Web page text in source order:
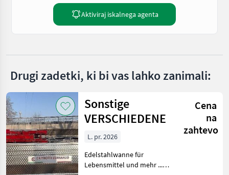
Aktiviraj iskalnega agenta
Drugi zadetki, ki bi vas lahko zanimali:
Sonstige
VERSCHIEDENE
Cena
na
zahtevo
L. pr. 2026
Edelstahlwanne für
Lebensmittel und mehr ...